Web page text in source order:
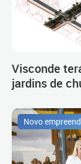
Visconde
jardins de
Novo